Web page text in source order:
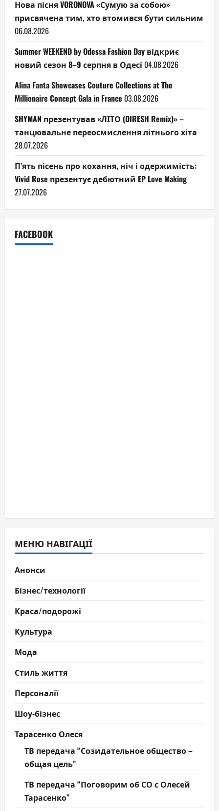
Нова пісня VORONOVA «Сумую за собою»
присвячена тим, хто втомився бути сильним
06.08.2026
Summer WEEKEND by Odessa Fashion Day відкриє
новий сезон 8–9 серпня в Одесі 04.08.2026
Alina Fanta Showcases Couture Collections at The
Millionaire Concept Gala in France 03.08.2026
SHYMAN презентував «ЛІТО (DIRESH Remix)» –
танцювальне переосмислення літнього хіта
28.07.2026
П’ять пісень про кохання, ніч і одержимість:
Vivid Rose презентує дебютний EP Love Making
27.07.2026
FACEBOOK
МЕНЮ НАВІГАЦІЇ
Анонси
Бізнес/технології
Краса/подорожі
Культура
Мода
Стиль життя
Персоналії
Шоу-бізнес
Тарасенко Олеся
ТВ передача “Созидательное общество –
общая цель”
ТВ передача “Поговорим об СО с Олесей
Тарасенко”